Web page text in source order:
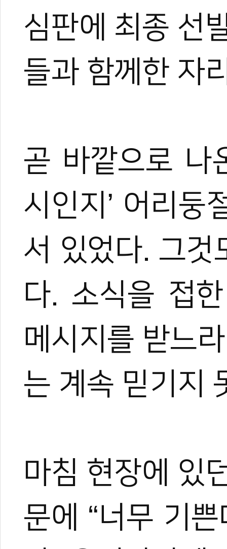
심판에 최종 선
들과 함께한 자
곧 바깥으로 나
시인지’ 어리둥
서 있었다. 그것
다. 소식을 접
메시지를 받느
는 계속 믿기지
마침 현장에 있
문에 “너무 기